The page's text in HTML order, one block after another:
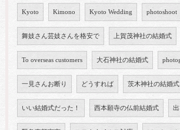
Kyoto Kimono Kyoto Wedding photoshoot
舞妓さん芸妓さんを格安で 上賀茂神社の結婚式
To overseas customers 大石神社の結婚式
一見さんお断り どうすれば 茨木神社の結婚式
いい結婚式だった！ 西本願寺の仏前結婚式